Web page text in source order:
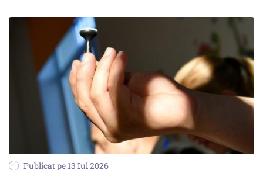
Publicat pe 13 Iul 2026